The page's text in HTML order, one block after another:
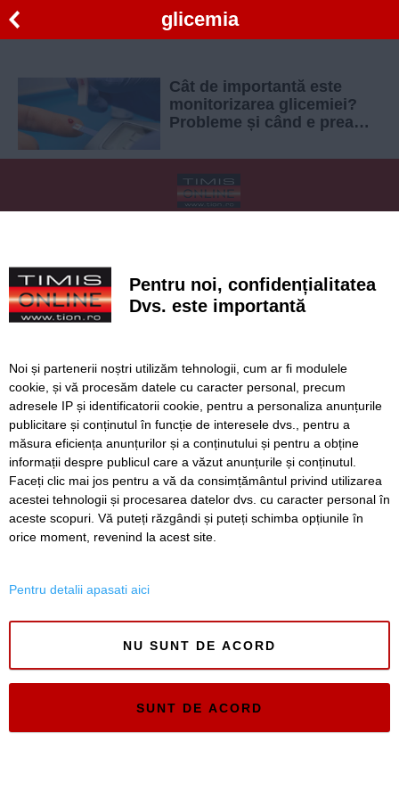
glicemia
Cât de importantă este
monitorizarea glicemiei?
Probleme și când e prea
Politica de confidentialitate
Regulament postare și moderare comentarii
Timiș Online
ISSN 3008-2323
ISSN-L 3008-2323
Pentru noi, confidențialitatea
Dvs. este importantă
Noi și partenerii noștri utilizăm tehnologii, cum ar fi modulele
cookie, și vă procesăm datele cu caracter personal, precum
adresele IP și identificatorii cookie, pentru a personaliza anunțurile
publicitare și conținutul în funcție de interesele dvs., pentru a
măsura eficiența anunțurilor și a conținutului și pentru a obține
informații despre publicul care a văzut anunțurile și conținutul.
Faceți clic mai jos pentru a vă da consimțământul privind utilizarea
acestei tehnologii și procesarea datelor dvs. cu caracter personal în
aceste scopuri. Vă puteți răzgândi și puteți schimba opțiunile în
orice moment, revenind la acest site.
Pentru detalii apasati aici
NU SUNT DE ACORD
SUNT DE ACORD